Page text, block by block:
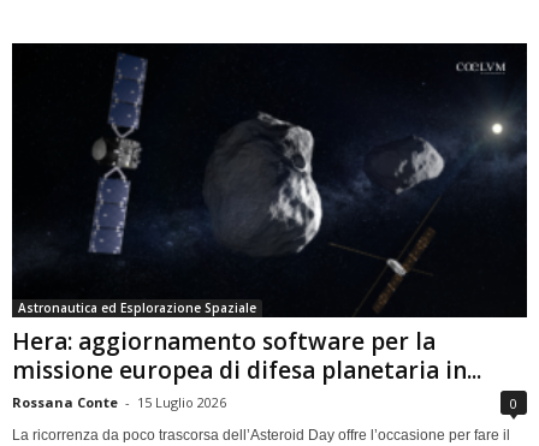
Astronautica ed Esplorazione Spaziale
Hera: aggiornamento software per la
missione europea di difesa planetaria in...
Rossana Conte - 15 Luglio 2026 0
La ricorrenza da poco trascorsa dell’Asteroid Day offre l’occasione per fare il